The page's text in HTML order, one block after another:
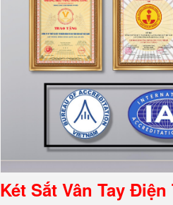
Két Sắt Vân Tay